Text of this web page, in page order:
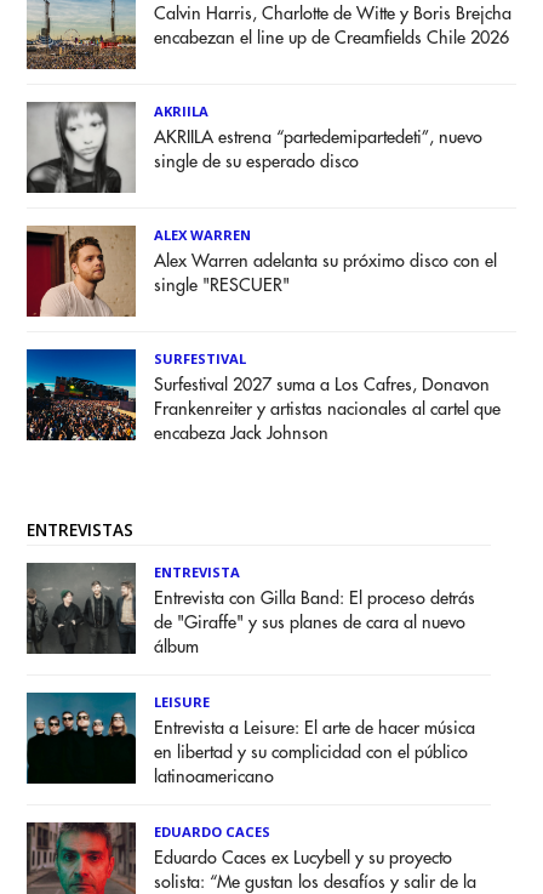
Calvin Harris, Charlotte de Witte y Boris Brejcha
encabezan el line up de Creamfields Chile 2026
AKRIILA
AKRIILA estrena “partedemipartedeti”, nuevo
single de su esperado disco
ALEX WARREN
Alex Warren adelanta su próximo disco con el
single "RESCUER"
SURFESTIVAL
Surfestival 2027 suma a Los Cafres, Donavon
Frankenreiter y artistas nacionales al cartel que
encabeza Jack Johnson
ENTREVISTAS
ENTREVISTA
Entrevista con Gilla Band: El proceso detrás
de "Giraffe" y sus planes de cara al nuevo
álbum
LEISURE
Entrevista a Leisure: El arte de hacer música
en libertad y su complicidad con el público
latinoamericano
EDUARDO CACES
Eduardo Caces ex Lucybell y su proyecto
solista: “Me gustan los desafíos y salir de la